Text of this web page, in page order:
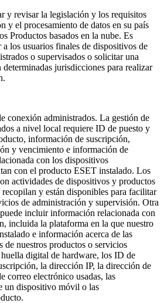
y revisar la legislación y los requisitos
y el procesamiento de datos en su país
Productos basados en la nube. Es
los usuarios finales de dispositivos de
o supervisados o solicitar una
jurisdicciones para realizar
conexión administrados. La gestión de
a nivel local requiere ID de puesto y
información de suscripción,
y vencimiento e información de
con los dispositivos
con el producto ESET instalado. Los
actividades de dispositivos y productos
y están disponibles para facilitar
de administración y supervisión. Otra
incluir información relacionada con
incluida la plataforma en la que nuestro
e información acerca de las
de nuestros productos o servicios
digital de hardware, los ID de
la dirección IP, la dirección de
correo electrónico usadas, las
un dispositivo móvil o las